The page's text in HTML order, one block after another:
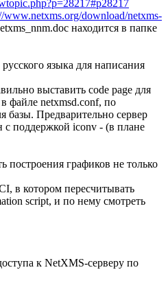
www.netxms.org/download/netxms-
находится в папке
языка для написания
выставить code page для
файле netxmsd.conf, по
базы. Предварительно сервер
поддержкой iconv - (в плане
построения графиков не только
в котором пересчитывать
script, и по нему смотреть
к NetXMS-серверу по